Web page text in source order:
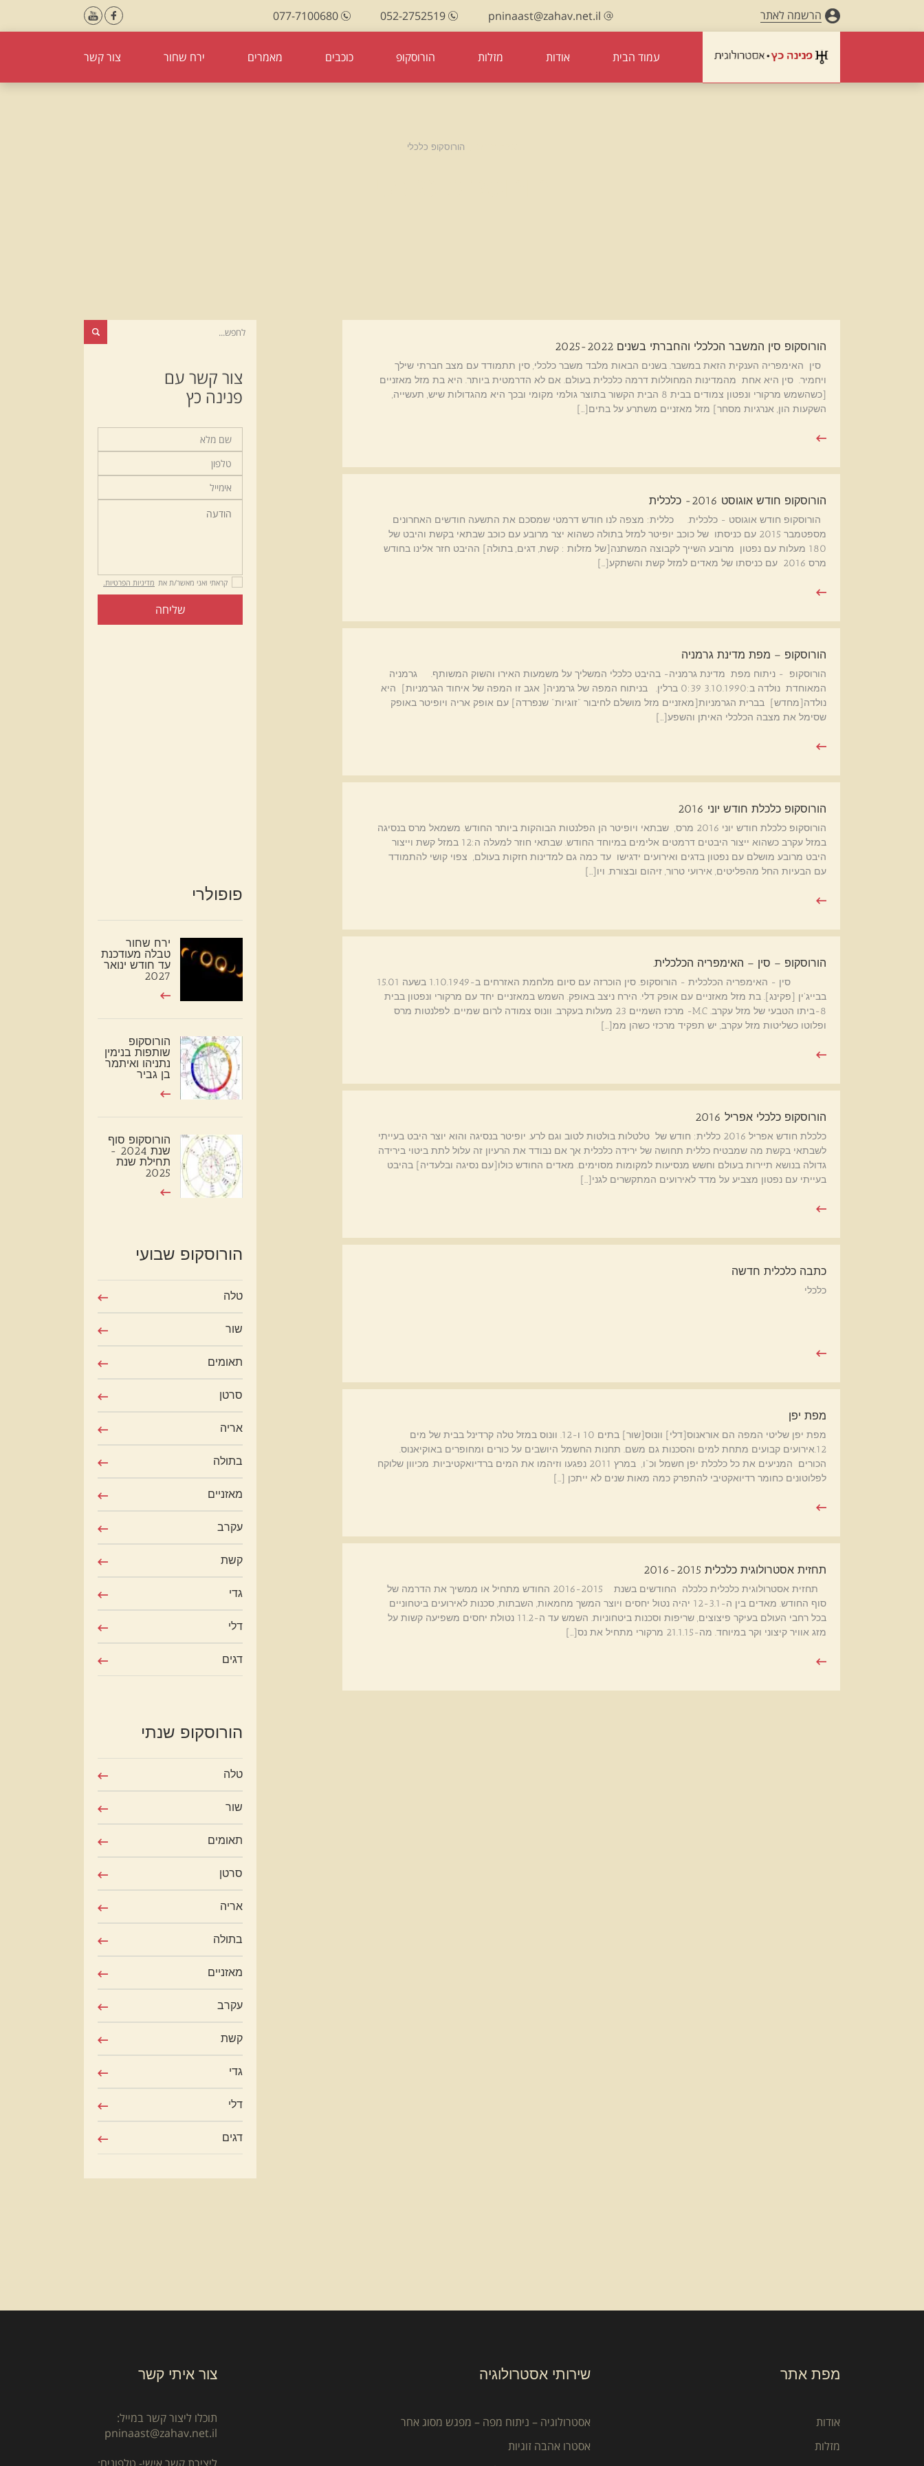
הרשמה לאתר pninaast@zahav.net.il
052-2752519
077-7100680
עמוד הבית אודות מזלות הורוסקופ כוכבים מאמרים ירח שחור צור קשר
הורוסקופ כלכלי
הורוסקופ סין המשבר הכלכלי והחברתי בשנים 2025-2022
סין האימפריה הענקית הזאת במשבר. בשנים הבאות מלבד משבר כלכלי, סין תתמודד עם מצב חברתי שילך
ויחמיר. סין היא אחת מהמדינות המחוללות דרמה כלכלית בעולם. אם לא הדרמטית ביותר. היא בת מזל מאזניים
[כשהשמש מרקורי ונפטון צמודים בבית 8 הבית הקשור בתוצר גולמי מקומי ובכך היא מהגדולות שיש, תעשייה,
השקעות הון, אנרגיות מסחר] מזל מאזניים משתרע על בתים[…]
הורוסקופ חודש אוגוסט 2016- כלכלית
הורוסקופ חודש אוגוסט - כלכלית. כללית: מצפה לנו חודש דרמטי שמסכם את התשעה חודשים האחרונים
מספטמבר 2015 עם כניסתו של כוכב יופיטר למזל בתולה כשהוא יצר מרובע עם כוכב שבתאי בקשת והיבט של
180 מעלות עם נפטון מרובע השייך לקבוצה המשתנה[של מזלות : קשת, דגים, בתולה] ההיבט חזר אלינו בחודש
מרס 2016 עם כניסתו של מאדים למזל קשת והשתקע[…]
הורוסקופ – מפת מדינת גרמניה
הורוסקופ - ניתוח מפת מדינת גרמניה- בהיבט כלכלי המשליך על משמעות האירו והשוק המשותף. גרמניה
המאוחדת נולדה ב:3.10.1990 0:39 ברלין. בניתוח המפה של גרמניה[ אגב זו המפה של איחוד הגרמניות] היא
נולדה[מחדש] בברית הגרמניות[מאזניים מזל מושלם לחיבור "זוגיות" שנפרדה] עם אופק אריה ויופיטר באופק
שסימל את מצבה הכלכלי האיתן והשפע[…]
הורוסקופ כלכלת חודש יוני 2016
הורוסקופ כלכלת חודש יוני 2016 מרס, שבתאי ויופיטר הן הפלנטות הבוהקות ביותר החודש. משמאל מרס בנסיגה
במזל עקרב כשהוא ייצור היבטים דרמטים אלימים במיוחד החודש. שבתאי חוזר למעלה ה:12 במזל קשת וייצור
היבט מרובע מושלם עם נפטון בדגים ואירועים ידגישו עד כמה גם למדינות חזקות בעולם, צפוי קושי להתמודד
עם הבעיות החל מהפליטים, אירועי טרור, זיהום ובצורת. ויו[…]
הורוסקופ – סין – האימפריה הכלכלית.
סין - האימפריה הכלכלית - הורוסקופ. סין הוכרזה עם סיום מלחמת האזרחים ב-1.10.1949 בשעה 15.01
בבייג'ין [פקינג]. בת מזל מאזניים עם אופק דלי. הירח ניצב באופק. השמש במאזניים יחד עם מרקורי ונפטון בבית
8-ביתו הטבעי של מזל עקרב. M.C- מרכז השמיים 23 מעלות בעקרב. וונוס צמודה לרום שמיים. לפלנטות מרס
ופלוטו כשליטות מזל עקרב, יש תפקיד מרכזי כשהן ממ[…]
הורוסקופ כלכלי אפריל 2016
כלכלת חודש אפריל 2016 כללית: חודש של טלטלות בולטות לטוב וגם לרע. יופיטר בנסיגה והוא יוצר היבט בעייתי
לשבתאי בקשת מה שמבטיח כללית תחושה של ירידה כלכלית אך אם נבודד את הרעיון זה עלול לתת ביטוי בירידה
גדולה בנושא תיירות בעולם וחשש מנסיעות למקומות מסוימים. מאדים החודש כולו[עם נסיגה ובלעדיה] בהיבט
בעייתי עם נפטון מצביע על מדד לאירועים המתקשרים לגני[…]
כתבה כלכלית חדשה
כלכלי
מפת יפן
מפת יפן שליטי המפה הם אוראנוס[דלי] וונוס[שור] בתים 10 ו-12. וונוס במזל טלה קרדינל בבית של מים
12.אירועים קבועים מתחת למים והסכנות גם משם. תחנות החשמל היושבים על כורים ומחופרים באוקיאנוס.
הכורים המניעים את כל כלכלת יפן חשמל וכ"ו, במרץ 2011 נפגעו וזיהמו את המים ברדיואקטיביות. מכיוון שלוקח
לפלוטונים כחומר רדיואקטיבי להתפרק כמה מאות שנים לא ייתכן […]
תחזית אסטרולוגית כלכלית 2016-2015
תחזית אסטרולוגית כלכלית כלכלה החודשים בשנת 2016-2015 החודש מתחיל או ממשיך את הדרמה של
סוף החודש. מאדים בין ה-12-3.1 יהיה נטול יחסים ויוצר המשך מחמאות, השבתות, סכנות לאירועים ביטחוניים
בכל רחבי העולם בעיקר פיצוצים, שריפות וסכנות ביטחוניות. השמש עד ה-11.2 נטולת יחסים משפיעה קשות על
מזג אוויר קיצוני וקר במיוחד. מה-21.1.15 מרקורי מתחיל את נס[…]
צור קשר עם
פנינה כץ
קראתי ואני מאשר/ת את מדיניות הפרטיות.
שליחה
פופולרי
ירח שחור
טבלה מעודכנת
עד חודש ינואר
2027
הורוסקופ
שותפות בנימין
נתניהו ואיתמר
בן גביר
הורוסקופ סוף
שנת 2024 -
תחילת שנת
2025
הורוסקופ שבועי
טלה
שור
תאומים
סרטן
אריה
בתולה
מאזניים
עקרב
קשת
גדי
דלי
דגים
הורוסקופ שנתי
טלה
שור
תאומים
סרטן
אריה
בתולה
מאזניים
עקרב
קשת
גדי
דלי
דגים
מפת אתר
אודות
מזלות
שירותי אסטרולוגיה
אסטרולוגיה – ניתוח מפה – מפגש מסוג אחר
אסטרו אהבה זוגיות
צור איתי קשר
תוכלו ליצור קשר במייל:
pninaast@zahav.net.il